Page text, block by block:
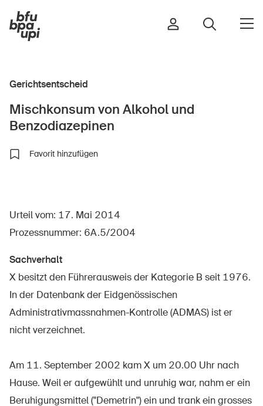
Sport & Bewegung
Zuhause & Garten
Gebäude & Anlagen
Im Unternehmen
Über die BFU
Medien
Sinus Plus
Kampagnen
Gerichtsentscheid
Mischkonsum von Alkohol und
Benzodiazepinen
Favorit hinzufügen
Urteil vom: 17. Mai 2014
Prozessnummer: 6A.5/2004
Sachverhalt
X besitzt den Führerausweis der Kategorie B seit 1976.
In der Datenbank der Eidgenössischen
Administrativmassnahmen-Kontrolle (ADMAS) ist er
nicht verzeichnet.
Am 11. September 2002 kam X um 20.00 Uhr nach
Hause. Weil er aufgewühlt und unruhig war, nahm er ein
Beruhigungsmittel ("Demetrin") ein und trank ein grosses